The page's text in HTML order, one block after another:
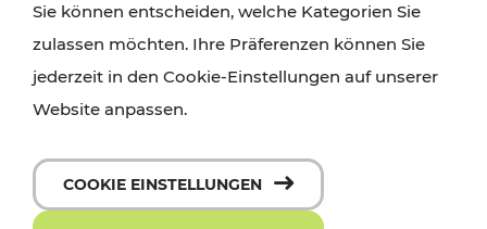
Sie können entscheiden, welche Kategorien Sie
zulassen möchten. Ihre Präferenzen können Sie
jederzeit in den Cookie-Einstellungen auf unserer
Website anpassen.
COOKIE EINSTELLUNGEN